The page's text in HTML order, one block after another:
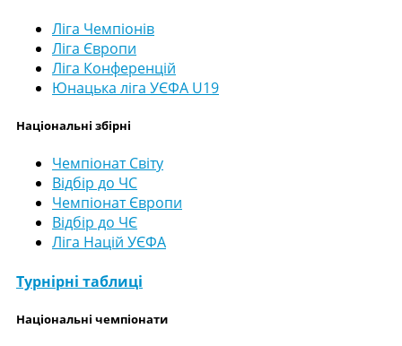
Ліга Чемпіонів
Ліга Європи
Ліга Конференцій
Юнацька ліга УЄФА U19
Національні збірні
Чемпіонат Світу
Відбір до ЧС
Чемпіонат Європи
Відбір до ЧЄ
Ліга Націй УЄФА
Турнірні таблиці
Національні чемпіонати